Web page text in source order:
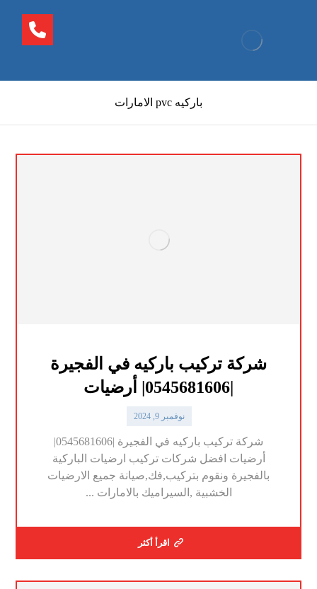
باركيه pvc الامارات
شركة تركيب باركيه في الفجيرة
|0545681606| أرضيات
نوفمبر 9, 2024
شركة تركيب باركيه في الفجيرة |0545681606|
أرضيات افضل شركات تركيب ارضيات الباركية
بالفجيرة ونقوم بتركيب,فك,صيانة جميع الارضيات
الخشبية ,السيراميك بالامارات ...
اقرأ أكثر